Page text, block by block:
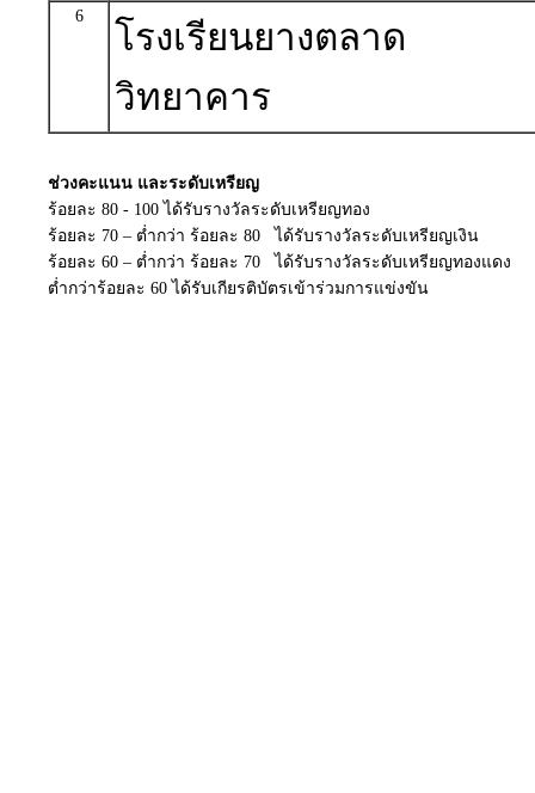
6
โรงเรียนยางตลาด
วิทยาคาร
ช่วงคะแนน และระดับเหรียญ
ร้อยละ 80 - 100 ได้รับรางวัลระดับเหรียญทอง
ร้อยละ 70 – ต่ำกว่า ร้อยละ 80 ได้รับรางวัลระดับเหรียญเงิน
ร้อยละ 60 – ต่ำกว่า ร้อยละ 70 ได้รับรางวัลระดับเหรียญทองแดง
ต่ำกว่าร้อยละ 60 ได้รับเกียรติบัตรเข้าร่วมการแข่งขัน